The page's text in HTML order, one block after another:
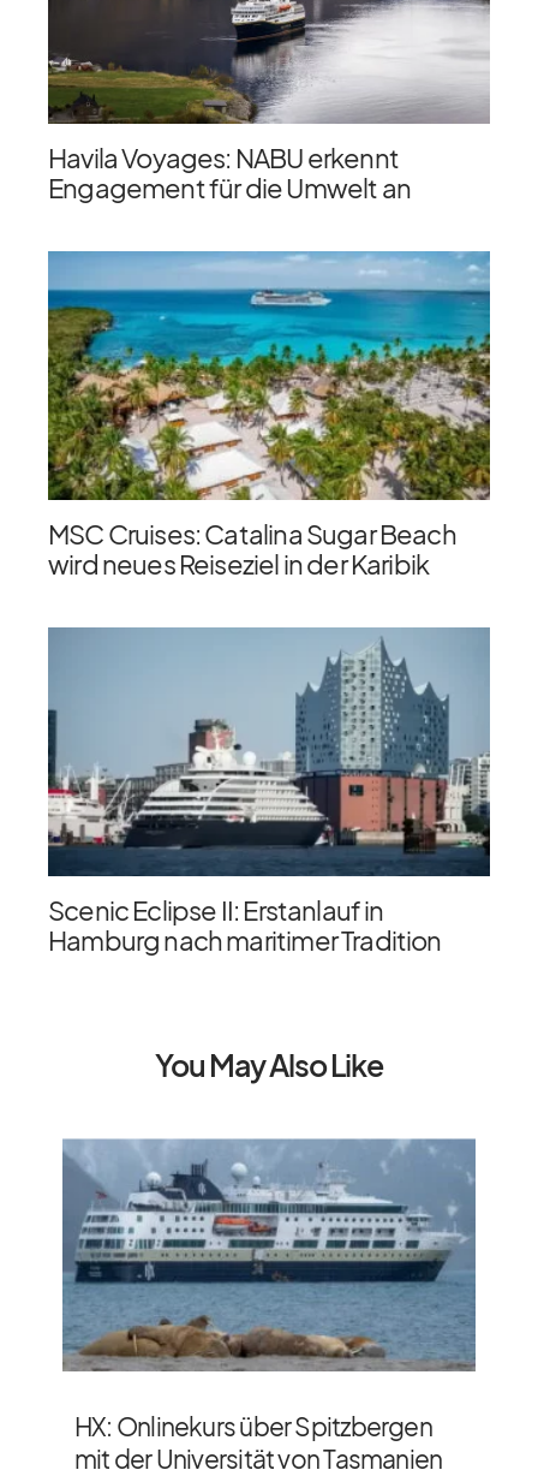
Havila Voyages: NABU erkennt
Engagement für die Umwelt an
MSC Cruises: Catalina Sugar Beach
wird neues Reiseziel in der Karibik
Scenic Eclipse II: Erstanlauf in
Hamburg nach maritimer Tradition
You May Also Like
HX: Onlinekurs über Spitzbergen
mit der Universität von Tasmanien